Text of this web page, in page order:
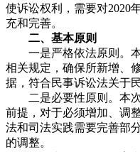
使诉讼权利，需要对2020
充和完善。
二、基本原则
一是严格依法原则。本
相关规定，确保所新增、
据，符合民事诉讼法关于
二是必要性原则。本次
前提，对于必须增加、调
法和司法实践需要完善部
的调整。